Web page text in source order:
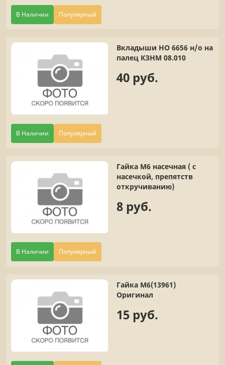
В Наличии Популярный
В Наличии Популярный
Вкладыши НО 6656 н/о на
палец КЗНМ 08.010
40 руб.
В Наличии Популярный
Гайка М6 насечная ( с
насечкой, препятств
откручиванию)
8 руб.
Гайка М6(13961)
Оригинал
15 руб.